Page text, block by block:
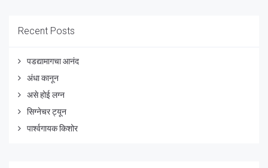
Recent Posts
पडद्यामागचा आनंद
अंधा कानून
असे होई लग्न
सिग्नेचर ट्यून
पार्श्वगायक किशोर